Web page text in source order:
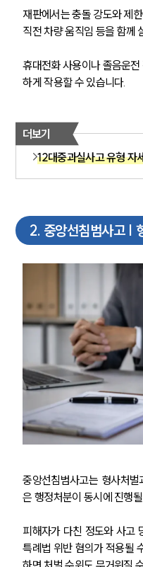
재판에서는 충돌 강도와 제
직전 차량 움직임 등을 함께
휴대전화 사용이나 졸음운
하게 작용할 수 있습니다.
더보기
12대중과실사고 유형 자
2. 중앙선침범사고 |
중앙선침범사고는 형사처
은 행정처분이 동시에 진행
피해자가 다친 정도와 사고
특례법 위반 혐의가 적용될